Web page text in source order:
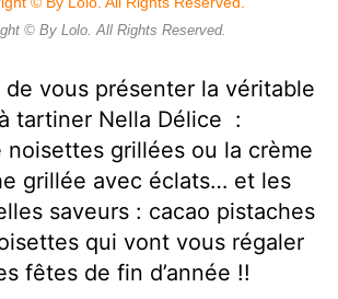
© By Lolo. All Rights Reserved.
de vous présenter la véritable
tartiner Nella Délice :
noisettes grillées ou la crème
grillée avec éclats… et les
saveurs : cacao pistaches
qui vont vous régaler
fêtes de fin d’année !!